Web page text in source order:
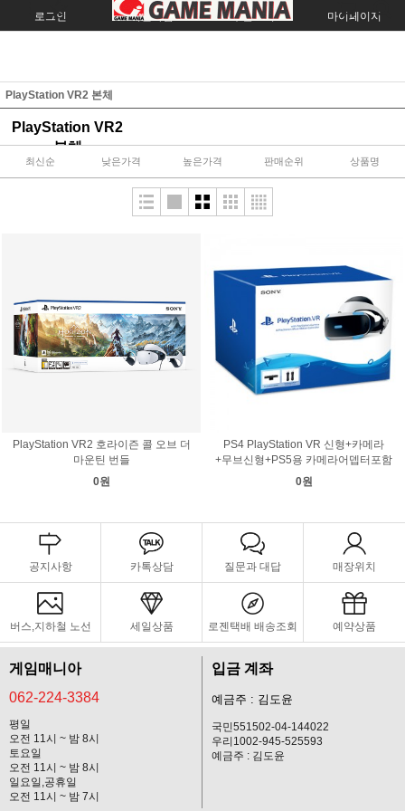
로그인 회원가입 주문조회 마이페이지
PlayStation VR2 본체
PlayStation VR2
본체
최신순 낮은가격 높은가격 판매순위 상품명
PlayStation VR2 호라이즌 콜 오브 더
마운틴 번들
0원
PS4 PlayStation VR 신형+카메라
+무브신형+PS5용 카메라어뎁터포함
0원
공지사항 카톡상담 질문과 대답 매장위치
버스,지하철 노선 세일상품 로젠택배 배송조회 예약상품
게임매니아
062-224-3384
평일
오전 11시 ~ 밤 8시
토요일
오전 11시 ~ 밤 8시
일요일,공휴일
오전 11시 ~ 밤 7시
입금 계좌
예금주 : 김도윤
국민551502-04-144022
우리1002-945-525593
예금주 : 김도윤